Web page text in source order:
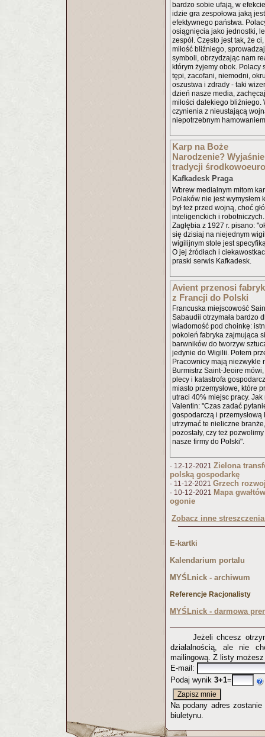
bardzo sobie ufają, w
idzie gra zespołowa jaką
efektywnego państwa.
osiągnięcia jako jednostki,
zespół. Często jest tak, że
miłość bliźniego,
symboli, obrzydzając nam
którym żyjemy obok. Polacy
tępi, zacofani, niemodni,
oszustwa i zdrady - taki
dzień nasze media,
miłości dalekiego bliźniego.
czynienia z nieustającą
niepotrzebnym
Karp na Boże
Narodzenie?
tradycji
Kafkadesk Praga
Wbrew medialnym mitom
Polaków nie jest wymysłem
był też przed wojną, choć
inteligenckich i
Zagłębia z 1927 r. pisano:
się dzisiaj na niejednym
wigilijnym stole jest
O jej źródłach i
praski serwis Kafkadesk.
Avient przenosi
z Francji do Polski
Francuska miejscowość
Sabaudii otrzymała bardzo
wiadomość pod choinkę:
pokoleń fabryka zajmująca
barwników do tworzyw
jedynie do Wigilii. Potem
Pracownicy mają niezwykle
Burmistrz Saint-Jeoire
plecy i katastrofa
miasto przemysłowe, które
utraci 40% miejsc pracy. Jak
Valentin: "Czas zadać
gospodarczą i przemysłową
utrzymać te nieliczne
pozostały, czy też
nasze firmy do Polski".
· 12-12-2021 Zielona
polską gospodarkę
· 11-12-2021 Grzech
· 10-12-2021 Mapa
ogonie
Zobacz inne
E-kartki
Kalendarium portalu
MYŚLnick - archiwum
Referencje Racjonalisty
MYŚLnick - darmowa
Jeżeli chcesz
działalnością, ale nie
mailingową. Z listy
E-mail:
Podaj wynik 3+1=
Na podany adres
biuletynu.